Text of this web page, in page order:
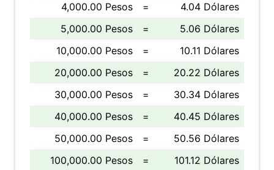
4,000.00 Pesos
=
4.04 Dólares
5,000.00 Pesos
=
5.06 Dólares
10,000.00 Pesos
=
10.11 Dólares
20,000.00 Pesos
=
20.22 Dólares
30,000.00 Pesos
=
30.34 Dólares
40,000.00 Pesos
=
40.45 Dólares
50,000.00 Pesos
=
50.56 Dólares
100,000.00 Pesos
= 101.12 Dólares